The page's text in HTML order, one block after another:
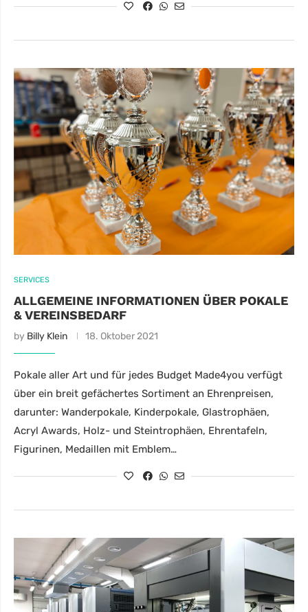
SERVICES
ALLGEMEINE INFORMATIONEN ÜBER POKALE
& VEREINSBEDARF
by Billy Klein 18. Oktober 2021
Pokale aller Art und für jedes Budget Made4you verfügt
über ein breit gefächertes Sortiment an Ehrenpreisen,
darunter: Wanderpokale, Kinderpokale, Glastrophäen,
Acryl Awards, Holz- und Steintrophäen, Ehrentafeln,
Figurinen, Medaillen mit Emblem…